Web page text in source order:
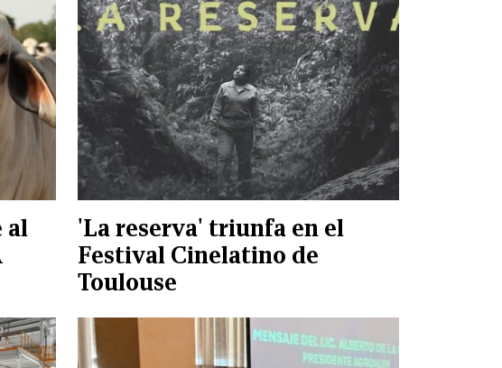
al
'La reserva' triunfa en el
Festival Cinelatino de
Toulouse